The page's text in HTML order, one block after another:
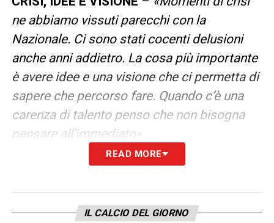
ne abbiamo vissuti parecchi con la
Nazionale. Ci sono stati cocenti delusioni
anche anni addietro. La cosa più importante
è avere idee e una visione che ci permetta di
sapere che percorso fare. Quando c’è una
carenza di talento penso che non bisogna
pensare all’immediato».
IL CALCIO DI BASE COME CHIAVE
o due: serve una visione che guardi 20 anni
READ MORE
IL CALCIO DEL GIORNO